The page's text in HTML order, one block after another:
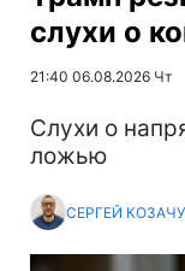
слухи о
21:40 06.08.2026 Чт
Слухи о
ложью
СЕРГЕЙ